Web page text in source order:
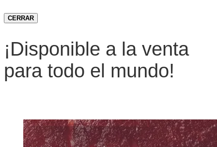
CERRAR
¡Disponible a la venta
para todo el mundo!